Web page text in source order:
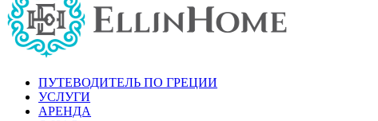
ПУТЕВОДИТЕЛЬ ПО ГРЕЦИИ
УСЛУГИ
АРЕНДА